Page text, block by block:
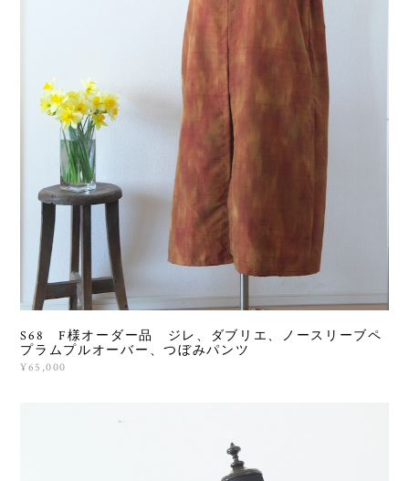
S68 F様オーダー品 ジレ、ダブリエ、ノースリーブペ
プラムプルオーバー、つぼみパンツ
¥65,000